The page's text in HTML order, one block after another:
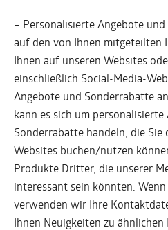
– Personalisierte Angebote
auf den von Ihnen mitgeteilten
Ihnen auf unseren Websites
einschließlich Social-Media-
Angebote und Sonderrabatte
kann es sich um
Sonderrabatte handeln, die Sie
Websites buchen/nutzen
Produkte Dritter, die unserer
interessant sein könnten. Wenn
verwenden wir Ihre
Ihnen Neuigkeiten zu